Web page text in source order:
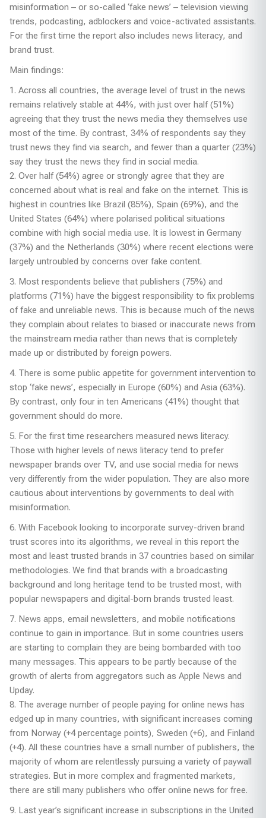
misinformation – or so-called ‘fake news’ – television viewing
trends, podcasting, adblockers and voice-activated assistants.
For the first time the report also includes news literacy, and
brand trust.
Main findings:
1. Across all countries, the average level of trust in the news
remains relatively stable at 44%, with just over half (51%)
agreeing that they trust the news media they themselves use
most of the time. By contrast, 34% of respondents say they
trust news they find via search, and fewer than a quarter (23%)
say they trust the news they find in social media.
2. Over half (54%) agree or strongly agree that they are
concerned about what is real and fake on the internet. This is
highest in countries like Brazil (85%), Spain (69%), and the
United States (64%) where polarised political situations
combine with high social media use. It is lowest in Germany
(37%) and the Netherlands (30%) where recent elections were
largely untroubled by concerns over fake content.
3. Most respondents believe that publishers (75%) and
platforms (71%) have the biggest responsibility to fix problems
of fake and unreliable news. This is because much of the news
they complain about relates to biased or inaccurate news from
the mainstream media rather than news that is completely
made up or distributed by foreign powers.
4. There is some public appetite for government intervention to
stop ‘fake news’, especially in Europe (60%) and Asia (63%).
By contrast, only four in ten Americans (41%) thought that
government should do more.
5. For the first time researchers measured news literacy.
Those with higher levels of news literacy tend to prefer
newspaper brands over TV, and use social media for news
very differently from the wider population. They are also more
cautious about interventions by governments to deal with
misinformation.
6. With Facebook looking to incorporate survey-driven brand
trust scores into its algorithms, we reveal in this report the
most and least trusted brands in 37 countries based on similar
methodologies. We find that brands with a broadcasting
background and long heritage tend to be trusted most, with
popular newspapers and digital-born brands trusted least.
7. News apps, email newsletters, and mobile notifications
continue to gain in importance. But in some countries users
are starting to complain they are being bombarded with too
many messages. This appears to be partly because of the
growth of alerts from aggregators such as Apple News and
Upday.
8. The average number of people paying for online news has
edged up in many countries, with significant increases coming
from Norway (+4 percentage points), Sweden (+6), and Finland
(+4). All these countries have a small number of publishers, the
majority of whom are relentlessly pursuing a variety of paywall
strategies. But in more complex and fragmented markets,
there are still many publishers who offer online news for free.
9. Last year’s significant increase in subscriptions in the United